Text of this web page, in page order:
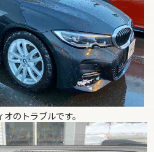
のトラブルです。